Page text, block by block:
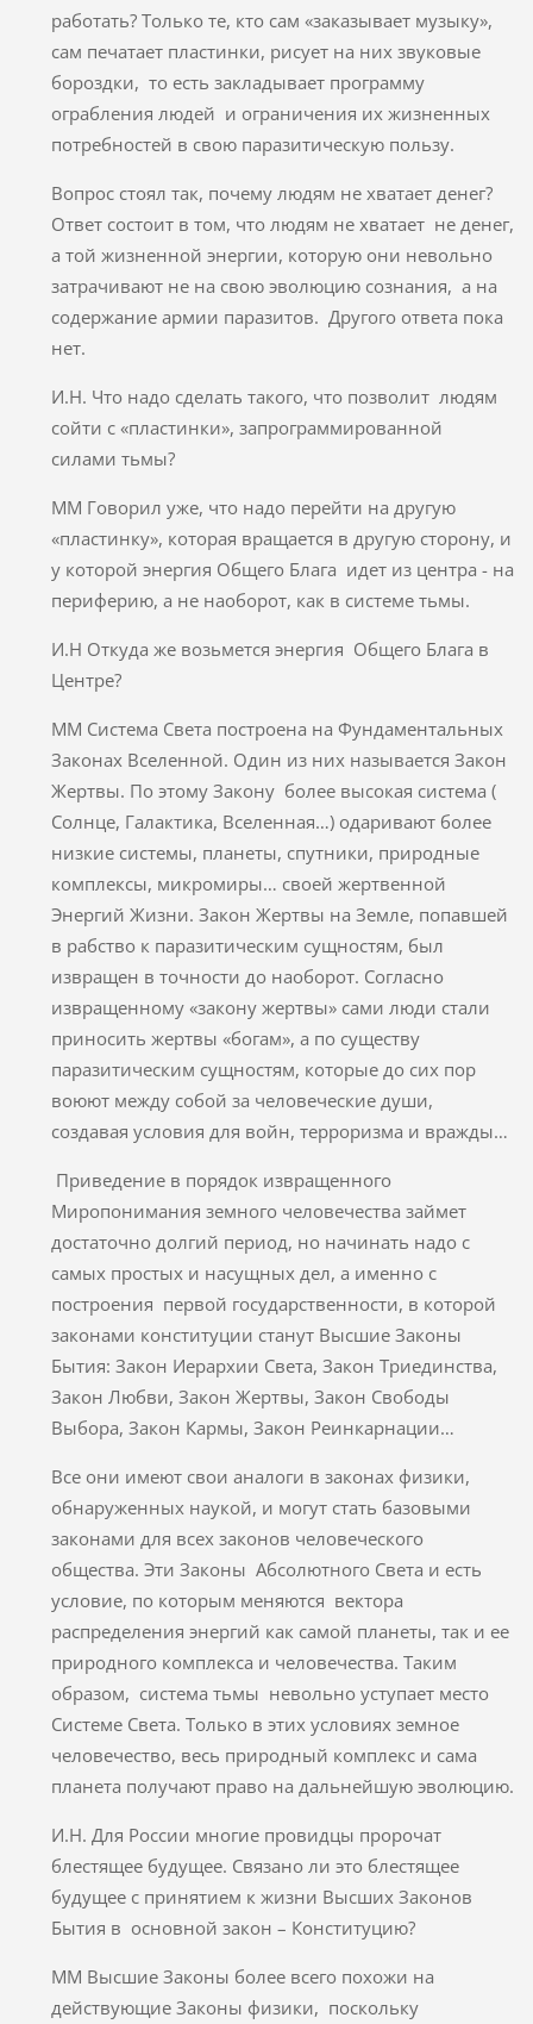
работать? Только те, кто сам «заказывает музыку»,
сам печатает пластинки, рисует на них звуковые
бороздки, то есть закладывает программу
ограбления людей и ограничения их жизненных
потребностей в свою паразитическую пользу.
Вопрос стоял так, почему людям не хватает денег?
Ответ состоит в том, что людям не хватает не денег,
а той жизненной энергии, которую они невольно
затрачивают не на свою эволюцию сознания, а на
содержание армии паразитов. Другого ответа пока
нет.
И.Н. Что надо сделать такого, что позволит людям
сойти с «пластинки», запрограммированной
силами тьмы?
ММ Говорил уже, что надо перейти на другую
«пластинку», которая вращается в другую сторону, и
у которой энергия Общего Блага идет из центра - на
периферию, а не наоборот, как в системе тьмы.
И.Н Откуда же возьмется энергия Общего Блага в
Центре?
ММ Система Света построена на Фундаментальных
Законах Вселенной. Один из них называется Закон
Жертвы. По этому Закону более высокая система (
Солнце, Галактика, Вселенная…) одаривают более
низкие системы, планеты, спутники, природные
комплексы, микромиры… своей жертвенной
Энергий Жизни. Закон Жертвы на Земле, попавшей
в рабство к паразитическим сущностям, был
извращен в точности до наоборот. Согласно
извращенному «закону жертвы» сами люди стали
приносить жертвы «богам», а по существу
паразитическим сущностям, которые до сих пор
воюют между собой за человеческие души,
создавая условия для войн, терроризма и вражды…
Приведение в порядок извращенного
Миропонимания земного человечества займет
достаточно долгий период, но начинать надо с
самых простых и насущных дел, а именно с
построения первой государственности, в которой
законами конституции станут Высшие Законы
Бытия: Закон Иерархии Света, Закон Триединства,
Закон Любви, Закон Жертвы, Закон Свободы
Выбора, Закон Кармы, Закон Реинкарнации…
Все они имеют свои аналоги в законах физики,
обнаруженных наукой, и могут стать базовыми
законами для всех законов человеческого
общества. Эти Законы Абсолютного Света и есть
условие, по которым меняются вектора
распределения энергий как самой планеты, так и ее
природного комплекса и человечества. Таким
образом, система тьмы невольно уступает место
Системе Света. Только в этих условиях земное
человечество, весь природный комплекс и сама
планета получают право на дальнейшую эволюцию.
И.Н. Для России многие провидцы пророчат
блестящее будущее. Связано ли это блестящее
будущее с принятием к жизни Высших Законов
Бытия в основной закон – Конституцию?
ММ Высшие Законы более всего похожи на
действующие Законы физики, поскольку